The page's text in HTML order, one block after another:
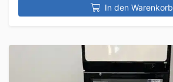
In den Warenkorb